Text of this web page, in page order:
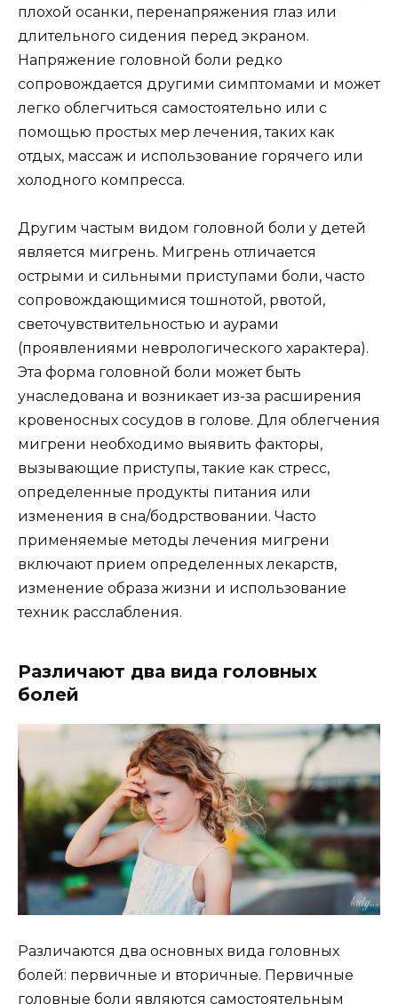
плохой осанки, перенапряжения глаз или
длительного сидения перед экраном.
Напряжение головной боли редко
сопровождается другими симптомами и может
легко облегчиться самостоятельно или с
помощью простых мер лечения, таких как
отдых, массаж и использование горячего или
холодного компресса.
Другим частым видом головной боли у детей
является мигрень. Мигрень отличается
острыми и сильными приступами боли, часто
сопровождающимися тошнотой, рвотой,
светочувствительностью и аурами
(проявлениями неврологического характера).
Эта форма головной боли может быть
унаследована и возникает из-за расширения
кровеносных сосудов в голове. Для облегчения
мигрени необходимо выявить факторы,
вызывающие приступы, такие как стресс,
определенные продукты питания или
изменения в сна/бодрствовании. Часто
применяемые методы лечения мигрени
включают прием определенных лекарств,
изменение образа жизни и использование
техник расслабления.
Различают два вида головных
болей
Различаются два основных вида головных
болей: первичные и вторичные. Первичные
головные боли являются самостоятельным